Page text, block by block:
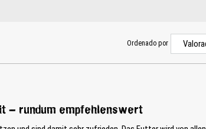
Ordenado por
– rundum empfehlenswert